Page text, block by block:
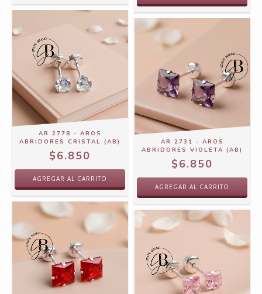
AR 2778 - AROS
ABRIDORES CRISTAL (AB)
$6.850
AR 2731 - AROS
ABRIDORES VIOLETA (AB)
$6.850